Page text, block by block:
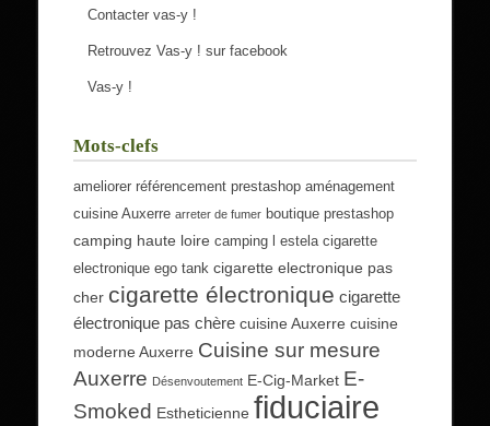
Contacter vas-y !
Retrouvez Vas-y ! sur facebook
Vas-y !
Mots-clefs
ameliorer référencement prestashop aménagement
cuisine Auxerre arreter de fumer boutique prestashop
camping haute loire camping l estela cigarette
electronique ego tank cigarette electronique pas
cher cigarette électronique cigarette
électronique pas chère cuisine Auxerre cuisine
moderne Auxerre Cuisine sur mesure
Auxerre Désenvoutement E-Cig-Market E-
Smoked Estheticienne fiduciaire